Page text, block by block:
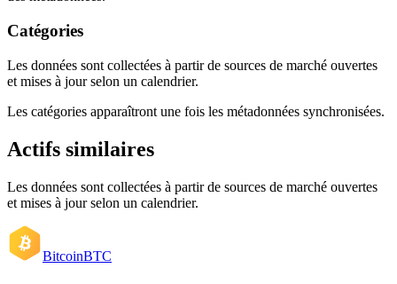
Catégories
Les données sont collectées à partir de sources de marché ouvertes
et mises à jour selon un calendrier.
Les catégories apparaîtront une fois les métadonnées synchronisées.
Actifs similaires
Les données sont collectées à partir de sources de marché ouvertes
et mises à jour selon un calendrier.
BitcoinBTC